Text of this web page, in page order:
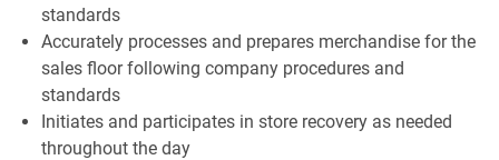
standards
Accurately processes and prepares merchandise for the
sales floor following company procedures and
standards
Initiates and participates in store recovery as needed
throughout the day